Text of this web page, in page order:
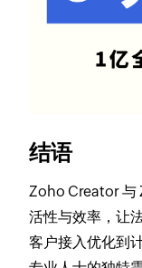
结语
Zoho Creator 与
活性与效率，让
客户接入优化到